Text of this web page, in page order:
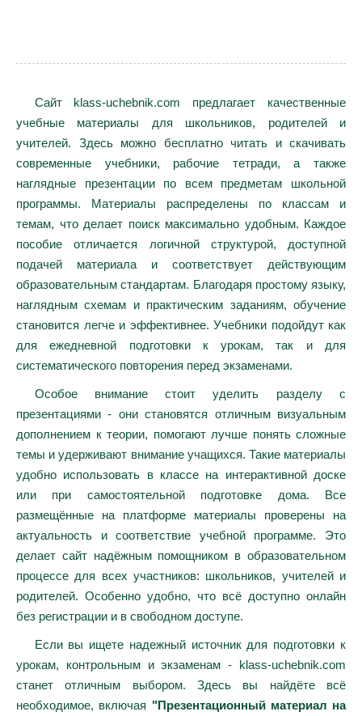
Сайт klass-uchebnik.com предлагает качественные
учебные материалы для школьников, родителей и
учителей. Здесь можно бесплатно читать и скачивать
современные учебники, рабочие тетради, а также
наглядные презентации по всем предметам школьной
программы. Материалы распределены по классам и
темам, что делает поиск максимально удобным. Каждое
пособие отличается логичной структурой, доступной
подачей материала и соответствует действующим
образовательным стандартам. Благодаря простому языку,
наглядным схемам и практическим заданиям, обучение
становится легче и эффективнее. Учебники подойдут как
для ежедневной подготовки к урокам, так и для
систематического повторения перед экзаменами.
Особое внимание стоит уделить разделу с
презентациями - они становятся отличным визуальным
дополнением к теории, помогают лучше понять сложные
темы и удерживают внимание учащихся. Такие материалы
удобно использовать в классе на интерактивной доске
или при самостоятельной подготовке дома. Все
размещённые на платформе материалы проверены на
актуальность и соответствие учебной программе. Это
делает сайт надёжным помощником в образовательном
процессе для всех участников: школьников, учителей и
родителей. Особенно удобно, что всё доступно онлайн
без регистрации и в свободном доступе.
Если вы ищете надежный источник для подготовки к
урокам, контрольным и экзаменам - klass-uchebnik.com
станет отличным выбором. Здесь вы найдёте всё
необходимое, включая "Презентационный материал на